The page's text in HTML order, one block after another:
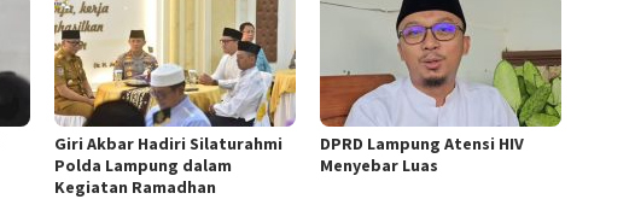
Giri Akbar Hadiri Silaturahmi
Polda Lampung dalam
Kegiatan Ramadhan
DPRD Lampung Atensi HIV
Menyebar Luas